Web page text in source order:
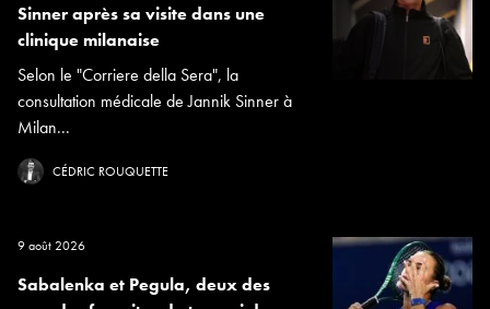
Sinner après sa visite dans une
clinique milanaise
Selon le "Corriere della Sera", la
consultation médicale de Jannik Sinner à
Milan...
CÉDRIC ROUQUETTE
9 août 2026
Sabalenka et Pegula, deux des